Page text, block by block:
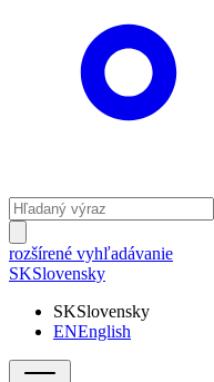
rozšírené vyhľadávanie
SKSlovensky
SKSlovensky
ENEnglish